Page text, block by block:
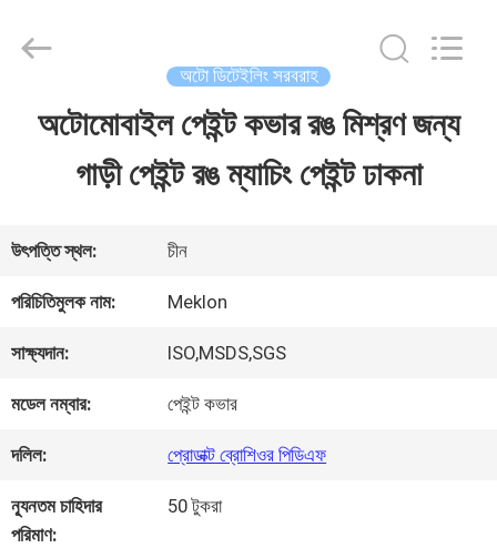
বাড়ি
ভিডিও
আমাদের
সম্পর্কে
কারখানা
Chemical
অটো ডিটেইলিং সরবরাহ
অটোমোবাইল পেইন্ট কভার রঙ মিশ্রণ জন্য
গাড়ী পেইন্ট রঙ ম্যাচিং পেইন্ট ঢাকনা
উৎপত্তি স্থল: চীন
পরিচিতিমুলক নাম: Meklon
সাক্ষ্যদান: ISO,MSDS,SGS
মডেল নম্বার: পেইন্ট কভার
দলিল: প্রোডাক্ট ব্রোশিওর পিডিএফ
ন্যূনতম চাহিদার
পরিমাণ:
50 টুকরা